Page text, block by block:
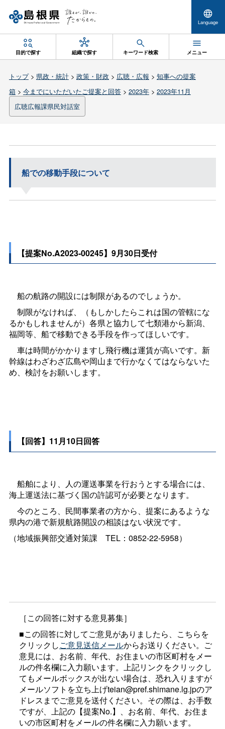
Language
目的で探す 組織で探す キーワード検索 メニュー
トップ> 県政・統計> 政策・財政 > 広聴・広報 > 知事への提案
箱> 今までにいただいたご提案と回答> 2023年> 2023年11月
広聴広報課県民対話室
船での移動手段について
【提案No.A2023-00245】9月30日受付
船の航路の開設には制限があるのでしょうか。
制限がなければ、（もしかしたらこれは国の管轄にな
るかもしれませんが）各県と協力して七類港から新潟、
福岡等、船で移動できる手段を作ってほしいです。
車は時間がかかりますし飛行機は運賃が高いです。新
幹線はわざわざ広島や岡山まで行かなくてはならないた
め、検討をお願いします。
【回答】11月10日回答
船舶により、人の運送事業を行おうとする場合には、
海上運送法に基づく国の許認可が必要となります。
今のところ、民間事業者の方から、提案にあるような
県内の港で新規航路開設の相談はない状況です。
（地域振興部交通対策課 TEL：0852-22-5958）
［この回答に対する意見募集］
■この回答に対してご意見がありましたら、こちらを
クリックしご意見送信メールからお送りください。ご
意見には、お名前、年代、お住まいの市区町村をメー
ルの件名欄に入力願います。上記リンクをクリックし
てもメールボックスが出ない場合は、恐れ入りますが
メールソフトを立ち上げteian@pref.shimane.lg.jpのア
ドレスまでご意見を送付ください。その際は、お手数
ですが、上記の【提案No.】、お名前、年代、お住ま
いの市区町村をメールの件名欄に入力願います。